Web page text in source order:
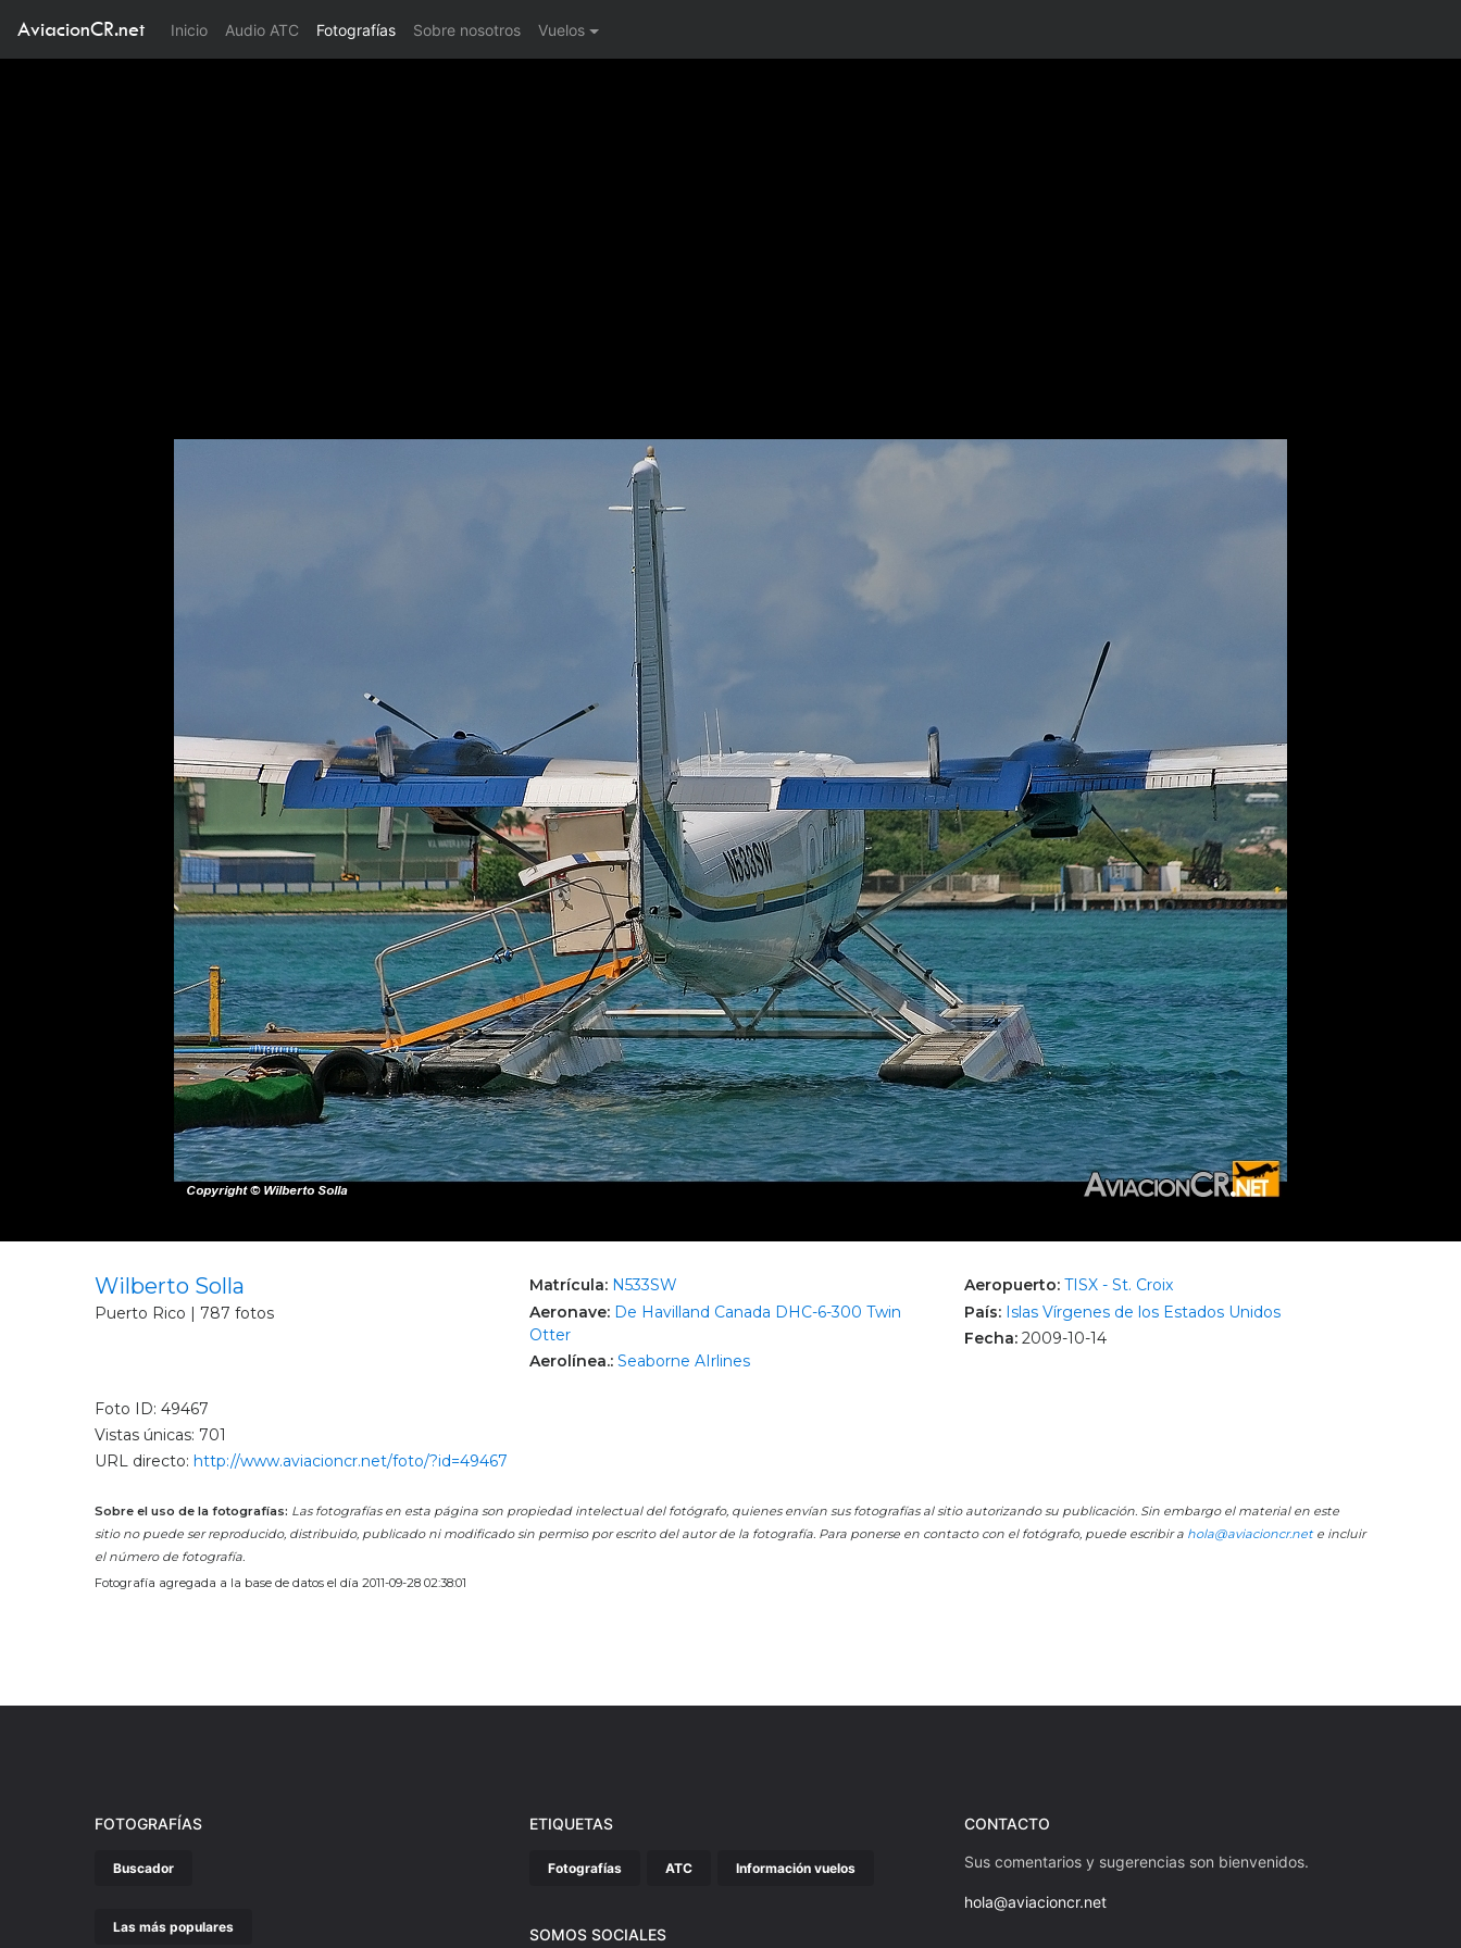
AviacionCR.net Inicio(current)
Audio ATC Fotografías Sobre nosotros Vuelos
Wilberto Solla
Puerto Rico | 787 fotos
Matrícula: N533SW
Aeronave: De Havilland Canada DHC-6-300 Twin
Otter
Aerolínea.: Seaborne AIrlines
Aeropuerto: TISX - St. Croix
País: Islas Vírgenes de los Estados Unidos
Fecha: 2009-10-14
Foto ID: 49467
Vistas únicas: 701
URL directo: http://www.aviacioncr.net/foto/?id=49467
Sobre el uso de la fotografías: Las fotografías en esta página son propiedad intelectual del fotógrafo, quienes envían sus fotografías al sitio autorizando su publicación. Sin embargo el material en este
sitio no puede ser reproducido, distribuido, publicado ni modificado sin permiso por escrito del autor de la fotografía. Para ponerse en contacto con el fotógrafo, puede escribir a hola@aviacioncr.nete incluir
el número de fotografía.
Fotografía agregada a la base de datos el día 2011-09-28 02:38:01
FOTOGRAFÍAS
Buscador
Las más populares
ETIQUETAS
Fotografías ATC Información vuelos
SOMOS SOCIALES
CONTACTO
Sus comentarios y sugerencias son bienvenidos.
hola@aviacioncr.net